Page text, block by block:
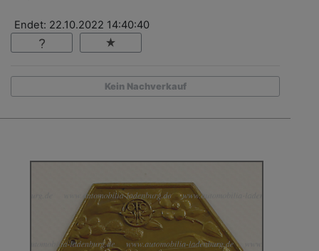
Endet: 22.10.2022 14:40:40
Kein Nachverkauf